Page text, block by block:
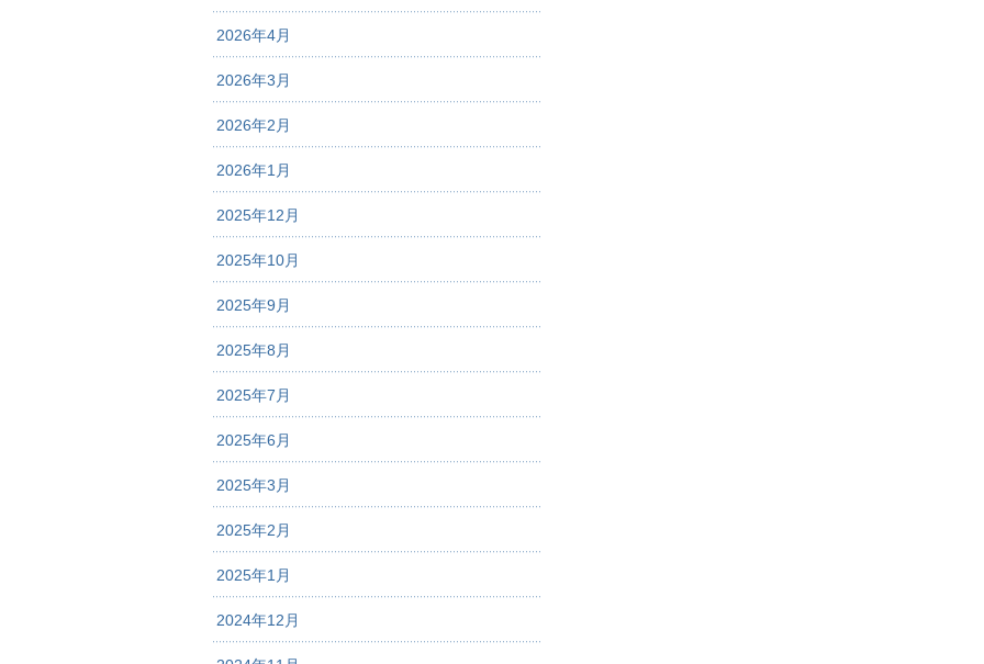
2026年4月
2026年3月
2026年2月
2026年1月
2025年12月
2025年10月
2025年9月
2025年8月
2025年7月
2025年6月
2025年3月
2025年2月
2025年1月
2024年12月